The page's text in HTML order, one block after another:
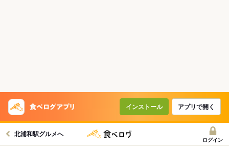
インストール アプリで開く
北浦和駅グルメへ
ログイン